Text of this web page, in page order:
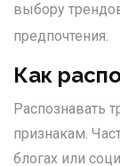
выбору
предпочтения.
Как
Распознавать
признакам.
блогах или